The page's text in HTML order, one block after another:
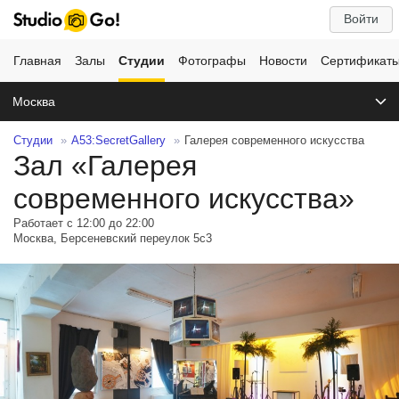
Войти
Главная Залы Студии Фотографы Новости
Москва
Студии A53:SecretGallery Галерея современного искусства
Зал «Галерея
современного искусства»
Работает с 12:00 до 22:00
Москва, Берсеневский переулок 5с3